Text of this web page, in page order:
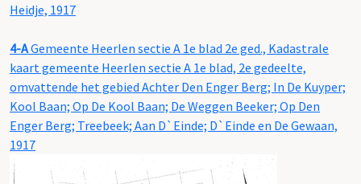
Heidje, 1917
4-AGemeente Heerlen sectie A 1e blad 2e ged., Kadastrale
kaart gemeente Heerlen sectie A 1e blad, 2e gedeelte,
omvattende het gebied Achter Den Enger Berg; In De Kuyper;
Kool Baan; Op De Kool Baan; De Weggen Beeker; Op Den
Enger Berg; Treebeek; Aan D`Einde; D`Einde en De Gewaan,
1917